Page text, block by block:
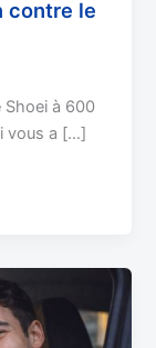
contre le
Shoei à 600
vous a […]